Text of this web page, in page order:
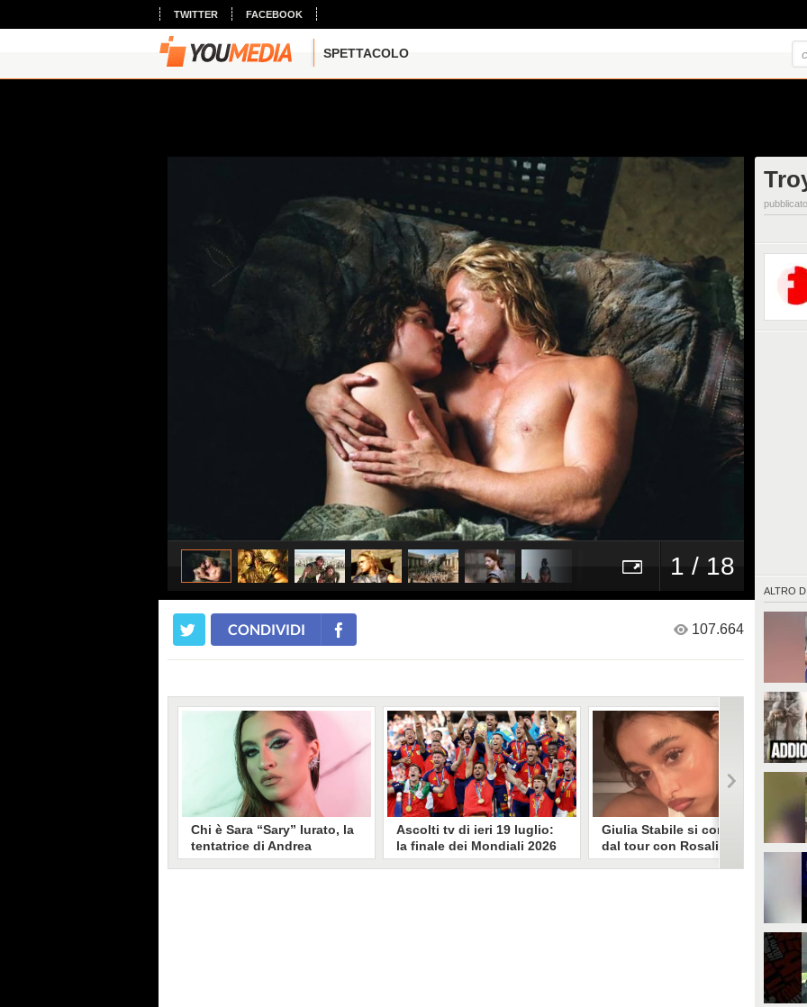
TWITTER FACEBOOK
SPETTACOLO
1 / 18
ALTRO DI
CONDIVIDI 107.664
Chi è Sara “Sary” Iurato, la
tentatrice di Andrea
Petraroli a Temptation
Ascolti tv di ieri 19 luglio:
la finale dei Mondiali 2026
Spagna-Argentina
Giulia Stabile si confessa
dal tour con Rosalia: "Non
sono stata bene, costretta
lasciata andare a una confessione
altri. A volte è già dentro di noi".